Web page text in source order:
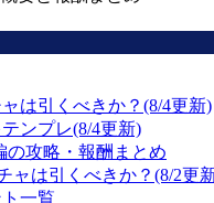
は引くべきか？(8/4更新)
ンプレ(8/4更新)
の攻略・報酬まとめ
ャは引くべきか？(8/2更
一覧